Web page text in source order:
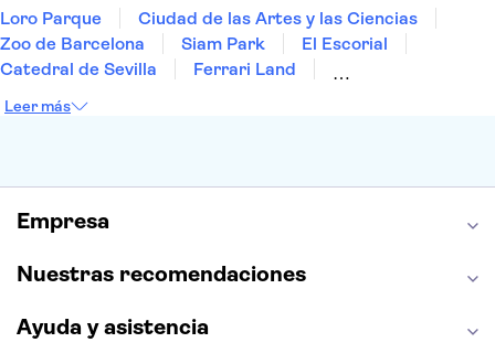
Loro Parque
Ciudad de las Artes y las Ciencias
Zoo de Barcelona
Siam Park
El Escorial
Catedral de Sevilla
Ferrari Land
Montserrat
Parque Warner
Leer más
Empresa
Nuestras recomendaciones
Ayuda y asistencia